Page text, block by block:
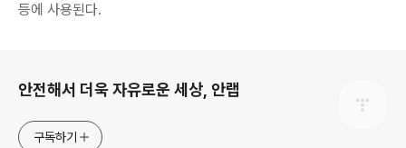
등에 사용된다.
안전해서 더욱 자유로운 세상, 안랩
구독하기